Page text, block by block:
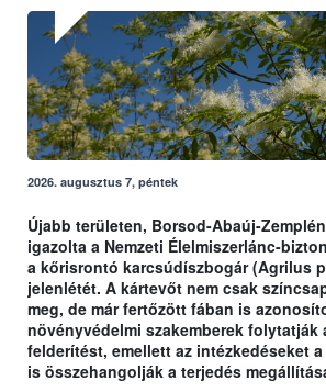
2026. augusztus 7, péntek
Újabb területen, Borsod-Abaúj-
igazolta a Nemzeti Élelmiszerlánc-
a kőrisrontó karcsúdíszbogár (Agrilus
jelenlétét. A kártevőt nem csak
meg, de már fertőzött fában is
növényvédelmi szakemberek folytatják
felderítést, emellett az intézkedéseket
is összehangolják a terjedés